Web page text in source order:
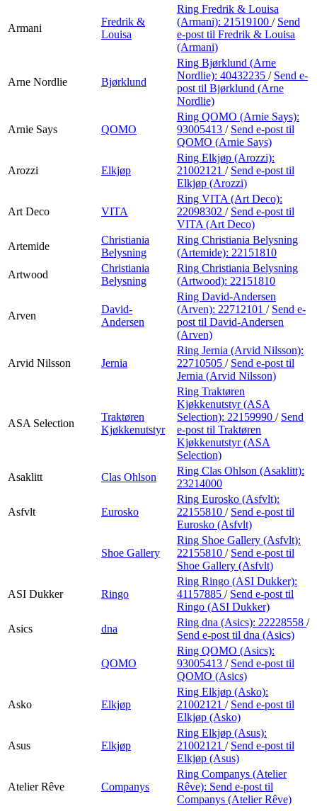
Armani
Fredrik &
Louisa
Ring Fredrik & Louisa
(Armani): 21519100 / Send
e-post til Fredrik & Louisa
(Armani)
Arne Nordlie Bjørklund
Ring Bjørklund (Arne
Nordlie): 40432235 / Send e-
post til Bjørklund (Arne
Nordlie)
Arnie Says QOMO
Ring QOMO (Arnie Says):
93005413 / Send e-post til
QOMO (Arnie Says)
Arozzi Elkjøp
Ring Elkjøp (Arozzi):
21002121 / Send e-post til
Elkjøp (Arozzi)
Art Deco VITA
Ring VITA (Art Deco):
22098302 / Send e-post til
VITA (Art Deco)
Artemide
Christiania
Belysning
Ring Christiania Belysning
(Artemide): 22151810
Artwood
Christiania
Belysning
Ring Christiania Belysning
(Artwood): 22151810
Arven
David-
Andersen
Ring David-Andersen
(Arven): 22712101 / Send e-
post til David-Andersen
(Arven)
Arvid Nilsson Jernia
Ring Jernia (Arvid Nilsson):
22710505 / Send e-post til
Jernia (Arvid Nilsson)
ASA Selection
Traktøren
Kjøkkenutstyr
Ring Traktøren
Kjøkkenutstyr (ASA
Selection): 22159990 / Send
e-post til Traktøren
Kjøkkenutstyr (ASA
Selection)
Asaklitt
Clas Ohlson
Ring Clas Ohlson (Asaklitt):
23214000
Asfvlt Eurosko
Ring Eurosko (Asfvlt):
22155810 / Send e-post til
Eurosko (Asfvlt)
Shoe Gallery
Ring Shoe Gallery (Asfvlt):
22155810 / Send e-post til
Shoe Gallery (Asfvlt)
ASI Dukker Ringo
Ring Ringo (ASI Dukker):
41157885 / Send e-post til
Ringo (ASI Dukker)
Asics
dna
Ring dna (Asics): 22228558 /
Send e-post til dna (Asics)
QOMO
Ring QOMO (Asics):
93005413 / Send e-post til
QOMO (Asics)
Asko Elkjøp
Ring Elkjøp (Asko):
21002121 / Send e-post til
Elkjøp (Asko)
Asus Elkjøp
Ring Elkjøp (Asus):
21002121 / Send e-post til
Elkjøp (Asus)
Atelier Rêve Companys
Ring Companys (Atelier
Rêve): Send e-post til
Companys (Atelier Rêve)